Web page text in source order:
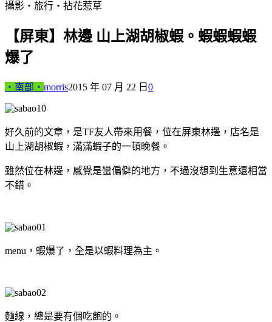
攝影‧旅行‧拈花惹草
【屏東】林邊 山上湖胡椒蝦。蝦蝦蝦蝦
爆了
‧南部‧ morris2015 年 07 月 22 日 0
好久前的文章，是TF友人帶來用餐，位在屏東林邊，店名是
山上湖胡椒蝦，滿滿蝦子的一頓晚餐。
雖然位在林邊，感覺是蠻偏僻的地方，不過沒想到生意還相當
不錯。
menu，蝦爆了，全是以蝦料理為主。
麵線，總是要有個吃飽的。